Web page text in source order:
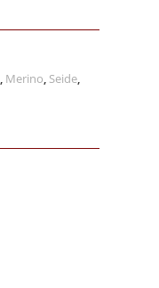
, Merino, Seide,